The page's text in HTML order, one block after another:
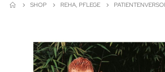
SHOP REHA, PFLEGE
Bildergalerie
springen